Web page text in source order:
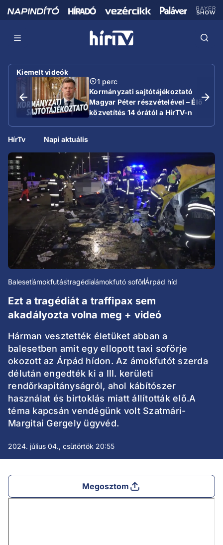
Kiemelt videók
1 perc
Kormányzati sajtótájékoztató
Magyar Péter részvételével – Élő
közvetítés 14 órától a HírTV-n
HírTv Napi aktuális
Balesetámokfutástragédiaámokfutó sofőrÁrpád híd
Ezt a tragédiát a traffipax sem
akadályozta volna meg + videó
Hárman vesztették életüket abban a
balesetben amit egy ellopott taxi sofőrje
okozott az Árpád hídon. Az ámokfutót szerda
délután engedték ki a III. kerületi
rendőrkapitányságról, ahol kábítószer
használat és birtoklás miatt állították elő.A
téma kapcsán vendégünk volt Szatmári-
Margitai Gergely ügyvéd.
2024. július 04., csütörtök 20:55
Megosztom